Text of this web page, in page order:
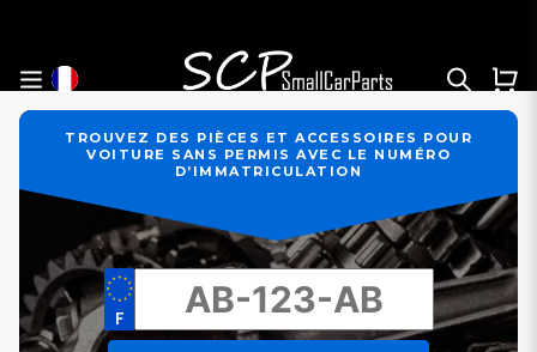
TROUVEZ DES PIÈCES ET ACCESSOIRES POUR
VOITURE SANS PERMIS AVEC LE NUMÉRO
D’IMMATRICULATION